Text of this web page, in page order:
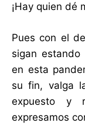
¡Hay quien dé
Pues con el
sigan
en esta
su fin, valga
expuesto y
expresamos